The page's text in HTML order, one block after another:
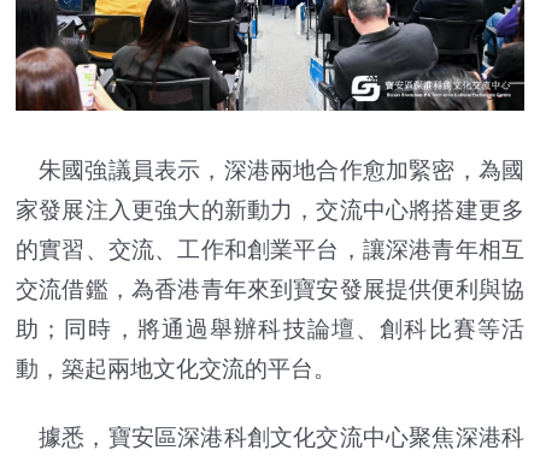
朱國強議員表示，深港兩地合作愈加緊密，為國
家發展注入更強大的新動力，交流中心將搭建更多
的實習、交流、工作和創業平台，讓深港青年相互
交流借鑑，為香港青年來到寶安發展提供便利與協
助；同時，將通過舉辦科技論壇、創科比賽等活
動，築起兩地文化交流的平台。
據悉，寶安區深港科創文化交流中心聚焦深港科